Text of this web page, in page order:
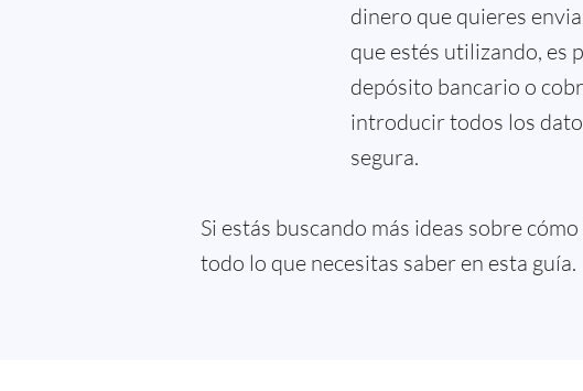
dinero que quieres
que estés utilizando, es
depósito bancario o
introducir todos los
segura.
Si estás buscando más ideas sobre
todo lo que necesitas saber en esta guía.